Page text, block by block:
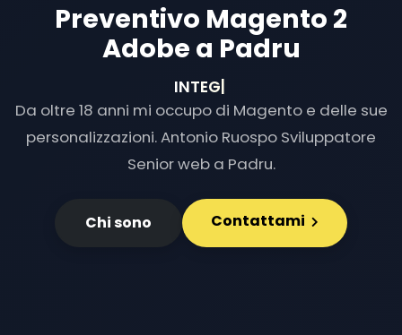
Preventivo Magento 2
Adobe a Padru
INTEGRAZIONI
Da oltre 18 anni mi occupo di Magento e delle sue
personalizzazioni. Antonio Ruospo Sviluppatore
Senior web a Padru.
Chi sono Contattami